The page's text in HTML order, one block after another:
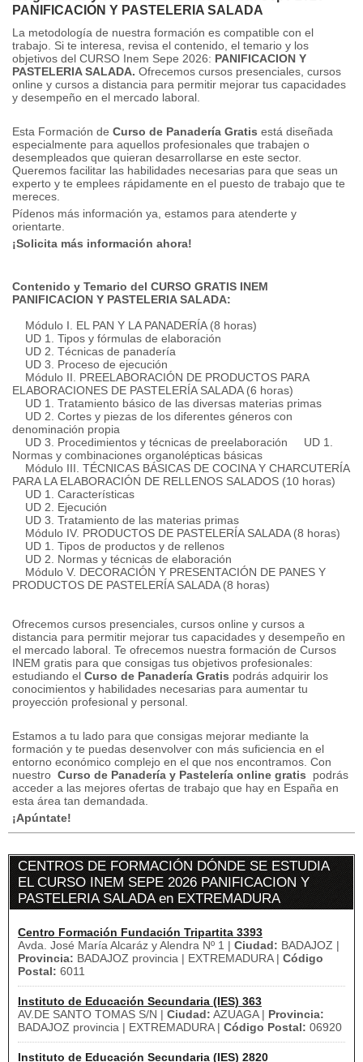
PANIFICACION Y PASTELERIA SALADA
La metodología de nuestra formación es compatible con el
trabajo. Si te interesa, revisa el contenido, el temario y los
objetivos del CURSO Inem Sepe 2026: PANIFICACION Y
PASTELERIA SALADA. Ofrecemos cursos presenciales, cursos
online y cursos a distancia para permitir mejorar tus capacidades
y desempeño en el mercado laboral.
Esta Formación de Curso de Panadería Gratis está diseñada
especialmente para aquellos profesionales que trabajen o
desempleados que quieran desarrollarse en este sector.
Queremos facilitar las habilidades necesarias para que seas un
experto y te emplees rápidamente en el puesto de trabajo que te
mereces.
Pídenos más información ya, estamos para atenderte y
orientarte.
¡Solicita más información ahora!
Contenido y Temario del CURSO GRATIS INEM
PANIFICACION Y PASTELERIA SALADA:
Módulo I. EL PAN Y LA PANADERÍA (8 horas)
UD 1. Tipos y fórmulas de elaboración
UD 2. Técnicas de panadería
UD 3. Proceso de ejecución
Módulo II. PREELABORACIÓN DE PRODUCTOS PARA
ELABORACIONES DE PASTELERÍA SALADA (6 horas)
UD 1. Tratamiento básico de las diversas materias primas
UD 2. Cortes y piezas de los diferentes géneros con
denominación propia
UD 3. Procedimientos y técnicas de preelaboración
UD 1.
Normas y combinaciones organolépticas básicas
Módulo III. TÉCNICAS BÁSICAS DE COCINA Y CHARCUTERÍA
PARA LA ELABORACIÓN DE RELLENOS SALADOS (10 horas)
UD 1. Características
UD 2. Ejecución
UD 3. Tratamiento de las materias primas
Módulo IV. PRODUCTOS DE PASTELERÍA SALADA (8 horas)
UD 1. Tipos de productos y de rellenos
UD 2. Normas y técnicas de elaboración
Módulo V. DECORACIÓN Y PRESENTACIÓN DE PANES Y
PRODUCTOS DE PASTELERÍA SALADA (8 horas)
Ofrecemos cursos presenciales, cursos online y cursos a
distancia para permitir mejorar tus capacidades y desempeño en
el mercado laboral. Te ofrecemos nuestra formación de Cursos
INEM gratis para que consigas tus objetivos profesionales:
estudiando el Curso de Panadería Gratis podrás adquirir los
conocimientos y habilidades necesarias para aumentar tu
proyección profesional y personal.
Estamos a tu lado para que consigas mejorar mediante la
formación y te puedas desenvolver con más suficiencia en el
entorno económico complejo en el que nos encontramos. Con
nuestro Curso de Panadería y Pastelería online gratis
podrás
acceder a las mejores ofertas de trabajo que hay en España en
esta área tan demandada.
¡Apúntate!
CENTROS DE FORMACIÓN DÓNDE SE ESTUDIA
EL CURSO INEM SEPE 2026 PANIFICACION Y
PASTELERIA SALADA en EXTREMADURA
Centro Formación Fundación Tripartita 3393
Avda. José María Alcaráz y Alendra Nº 1 | Ciudad: BADAJOZ |
Provincia: BADAJOZ provincia | EXTREMADURA | Código
Postal: 6011
Instituto de Educación Secundaria (IES) 363
AV.DE SANTO TOMAS S/N | Ciudad: AZUAGA | Provincia:
BADAJOZ provincia | EXTREMADURA | Código Postal: 06920
Instituto de Educación Secundaria (IES) 2820